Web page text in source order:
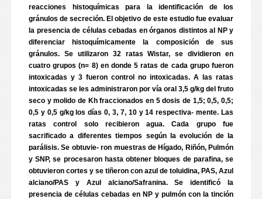
reacciones histoquímicas para la identificación de los
gránulos de secreción. El objetivo de este estudio fue evaluar
la presencia de células cebadas en órganos distintos al NP y
diferenciar histoquímicamente la composición de sus
gránulos. Se utilizaron 32 ratas Wistar, se dividieron en
cuatro grupos (n= 8) en donde 5 ratas de cada grupo fueron
intoxicadas y 3 fueron control no intoxicadas. A las ratas
intoxicadas se les administraron por vía oral 3,5 g/kg del fruto
seco y molido de Kh fraccionados en 5 dosis de 1,5; 0,5, 0,5;
0,5 y 0,5 g/kg los días 0, 3, 7, 10 y 14 respectiva- mente. Las
ratas control solo recibieron agua. Cada grupo fue
sacrificado a diferentes tiempos según la evolución de la
parálisis. Se obtuvie- ron muestras de Hígado, Riñón, Pulmón
y SNP, se procesaron hasta obtener bloques de parafina, se
obtuvieron cortes y se tiñeron con azul de toluidina, PAS, Azul
alciano/PAS y Azul alciano/Safranina. Se identificó la
presencia de células cebadas en NP y pulmón con la tinción